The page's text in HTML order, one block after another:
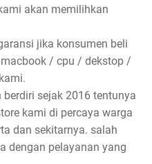
akan memilihkan
jika konsumen beli
/ cpu / dekstop /
sejak 2016 tentunya
kami di percaya warga
dan sekitarnya. salah
dengan pelayanan yang